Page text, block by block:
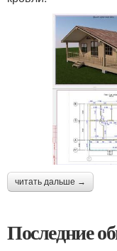
читать дальше →
Последние